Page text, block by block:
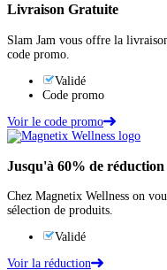
Livraison Gratuite
Slam Jam vous offre la
code promo.
Validé
Code promo
Voir le code promo
Jusqu'à 60% de réduction
Chez Magnetix Wellness on
sélection de produits.
Validé
Voir la réduction